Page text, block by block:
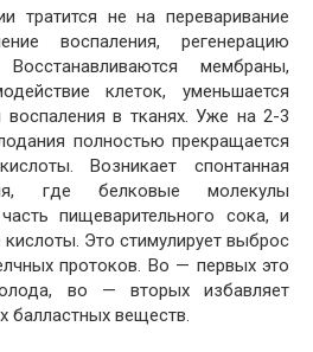
тратится не на переваривание
воспаления, регенерацию
мембраны,
клеток, уменьшается
воспаления в тканях. Уже на 2-3
полностью прекращается
Возникает спонтанная
где белковые молекулы
пищеварительного сока, и
Это стимулирует выброс
протоков. Во — первых это
во — вторых избавляет
балластных веществ.